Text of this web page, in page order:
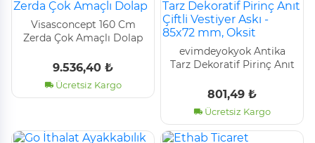
Vi̇sasconcept 160 Cm
Zerda Çok Amaçlı Dolap
9.536,40 ₺
Ücretsiz Kargo
evimdeyokyok Antika
Tarz Dekoratif Pirinç Anıt
mm, Oksit
801,49 ₺
Ücretsiz Kargo